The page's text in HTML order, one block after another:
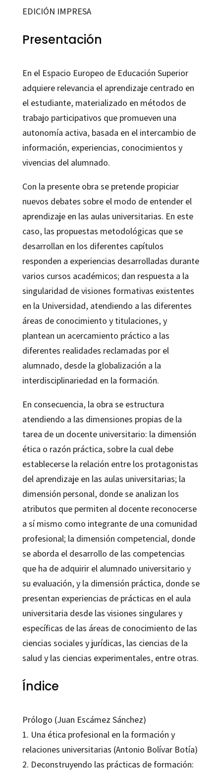
EDICIÓN IMPRESA
Presentación
En el Espacio Europeo de Educación Superior
adquiere relevancia el aprendizaje centrado en
el estudiante, materializado en métodos de
trabajo participativos que promueven una
autonomía activa, basada en el intercambio de
información, experiencias, conocimientos y
vivencias del alumnado.
Con la presente obra se pretende propiciar
nuevos debates sobre el modo de entender el
aprendizaje en las aulas universitarias. En este
caso, las propuestas metodológicas que se
desarrollan en los diferentes capítulos
responden a experiencias desarrolladas durante
varios cursos académicos; dan respuesta a la
singularidad de visiones formativas existentes
en la Universidad, atendiendo a las diferentes
áreas de conocimiento y titulaciones, y
plantean un acercamiento práctico a las
diferentes realidades reclamadas por el
alumnado, desde la globalización a la
interdisciplinariedad en la formación.
En consecuencia, la obra se estructura
atendiendo a las dimensiones propias de la
tarea de un docente universitario: la dimensión
ética o razón práctica, sobre la cual debe
establecerse la relación entre los protagonistas
del aprendizaje en las aulas universitarias; la
dimensión personal, donde se analizan los
atributos que permiten al docente reconocerse
a sí mismo como integrante de una comunidad
profesional; la dimensión competencial, donde
se aborda el desarrollo de las competencias
que ha de adquirir el alumnado universitario y
su evaluación, y la dimensión práctica, donde se
presentan experiencias de prácticas en el aula
universitaria desde las visiones singulares y
específicas de las áreas de conocimiento de las
ciencias sociales y jurídicas, las ciencias de la
salud y las ciencias experimentales, entre otras.
Índice
Prólogo (Juan Escámez Sánchez)
1. Una ética profesional en la formación y
relaciones universitarias (Antonio Bolívar Botía)
2. Deconstruyendo las prácticas de formación: